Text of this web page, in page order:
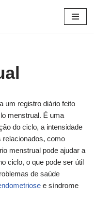
um registro diário feito
menstrual. É uma
do ciclo, a intensidade
relacionados, como
menstrual pode ajudar a
ciclo, o que pode ser útil
de saúde
e síndrome